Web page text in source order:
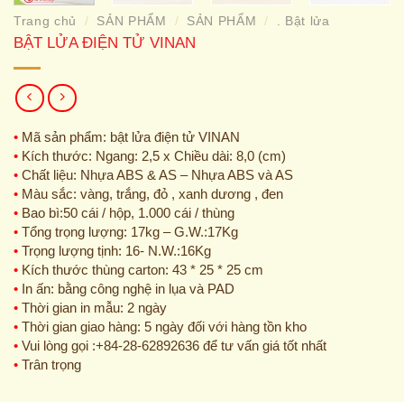
Trang chủ / SẢN PHẨM / SẢN PHẨM / . Bật lửa
BẬT LỬA ĐIỆN TỬ VINAN
• Mã sản phẩm: bật lửa điện tử VINAN
• Kích thước: Ngang: 2,5 x Chiều dài: 8,0 (cm)
• Chất liệu: Nhựa ABS & AS – Nhựa ABS và AS
• Màu sắc: vàng, trắng, đỏ , xanh dương , đen
• Bao bì:50 cái / hộp, 1.000 cái / thùng
• Tổng trọng lượng: 17kg – G.W.:17Kg
• Trọng lượng tịnh: 16- N.W.:16Kg
• Kích thước thùng carton: 43 * 25 * 25 cm
• In ấn: bằng công nghệ in lụa và PAD
• Thời gian in mẫu: 2 ngày
• Thời gian giao hàng: 5 ngày đối với hàng tồn kho
• Vui lòng gọi :+84-28-62892636 để tư vấn giá tốt nhất
• Trân trọng